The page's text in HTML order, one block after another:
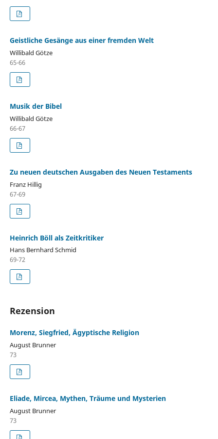
Geistliche Gesänge aus einer fremden Welt
Willibald Götze
65-66
Musik der Bibel
Willibald Götze
66-67
Zu neuen deutschen Ausgaben des Neuen Testaments
Franz Hillig
67-69
Heinrich Böll als Zeitkritiker
Hans Bernhard Schmid
69-72
Rezension
Morenz, Siegfried, Ägyptische Religion
August Brunner
73
Eliade, Mircea, Mythen, Träume und Mysterien
August Brunner
73